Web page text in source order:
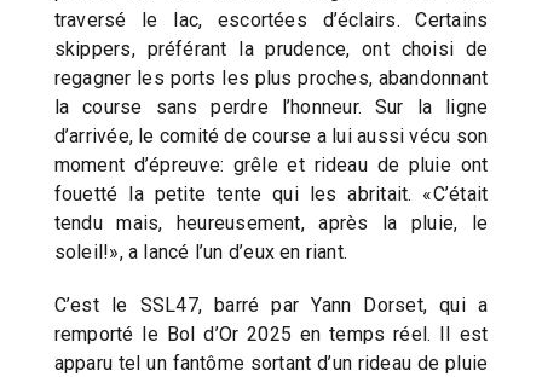
traversé le lac, escortées d’éclairs. Certains
skippers, préférant la prudence, ont choisi de
regagner les ports les plus proches, abandonnant
la course sans perdre l’honneur. Sur la ligne
d’arrivée, le comité de course a lui aussi vécu son
moment d’épreuve: grêle et rideau de pluie ont
fouetté la petite tente qui les abritait. «C’était
tendu mais, heureusement, après la pluie, le
soleil!», a lancé l’un d’eux en riant.
C’est le SSL47, barré par Yann Dorset, qui a
remporté le Bol d’Or 2025 en temps réel. Il est
apparu tel un fantôme sortant d’un rideau de pluie